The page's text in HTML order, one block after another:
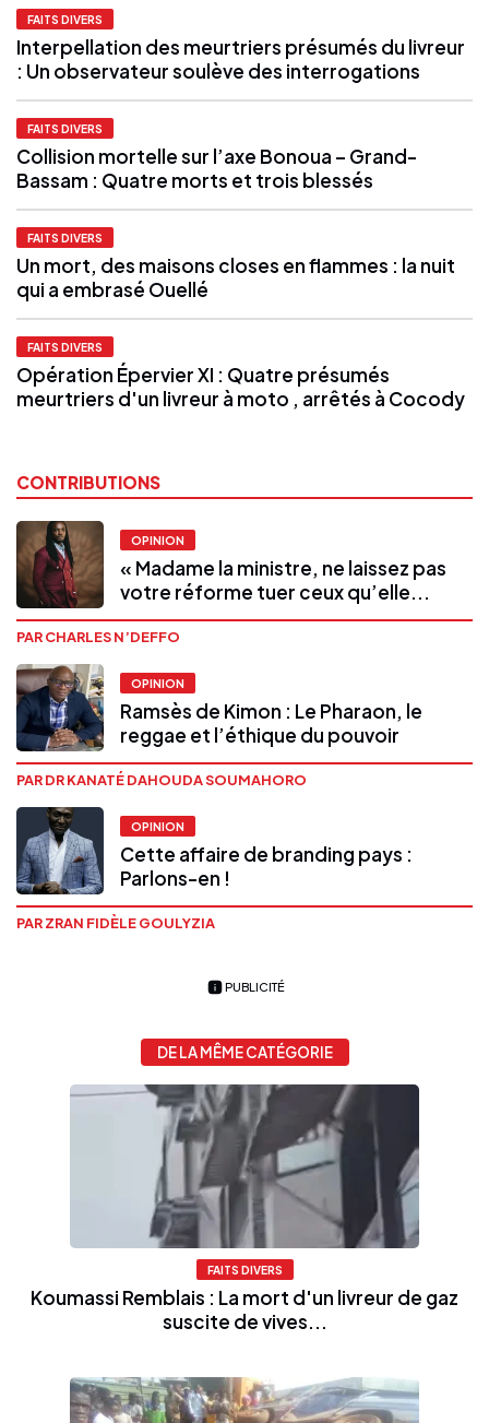
FAITS DIVERS
Interpellation des meurtriers présumés du livreur
: Un observateur soulève des interrogations
FAITS DIVERS
Collision mortelle sur l’axe Bonoua – Grand-
Bassam : Quatre morts et trois blessés
FAITS DIVERS
Un mort, des maisons closes en flammes : la nuit
qui a embrasé Ouellé
FAITS DIVERS
Opération Épervier XI : Quatre présumés
meurtriers d'un livreur à moto , arrêtés à Cocody
CONTRIBUTIONS
OPINION
« Madame la ministre, ne laissez pas
votre réforme tuer ceux qu’elle...
PAR CHARLES N’DEFFO
OPINION
Ramsès de Kimon : Le Pharaon, le
reggae et l’éthique du pouvoir
PAR DR KANATÉ DAHOUDA SOUMAHORO
OPINION
Cette affaire de branding pays :
Parlons-en !
PAR ZRAN FIDÈLE GOULYZIA
PUBLICITÉ
DE LA MÊME CATÉGORIE
FAITS DIVERS
Koumassi Remblais : La mort d'un livreur de gaz
suscite de vives...